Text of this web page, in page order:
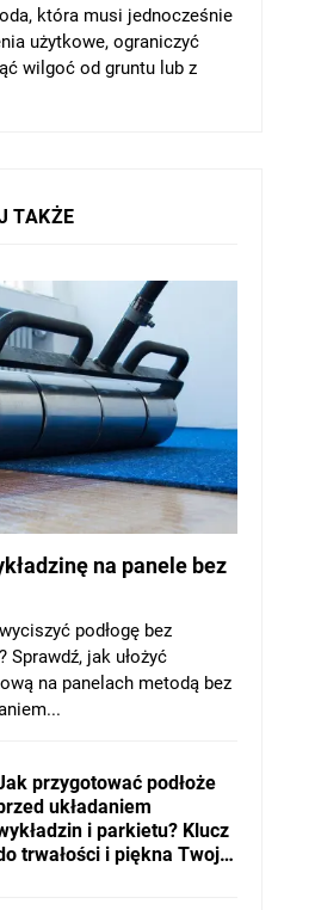
która musi jednocześnie
użytkowe, ograniczyć
wilgoć od gruntu lub z
TAKŻE
na panele bez
podłogę bez
Sprawdź, jak ułożyć
na panelach metodą bez
przygotować podłoże
układaniem
i parkietu? Klucz
trwałości i piękna Twojej